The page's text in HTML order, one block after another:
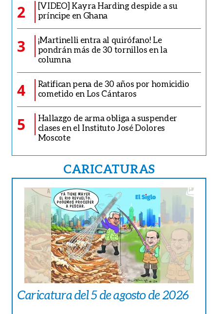
2
[VIDEO] Kayra Harding despide a su
príncipe en Ghana
3
¡Martinelli entra al quirófano! Le
pondrán más de 30 tornillos en la
columna
4
Ratifican pena de 30 años por homicidio
cometido en Los Cántaros
5
Hallazgo de arma obliga a suspender
clases en el Instituto José Dolores
Moscote
CARICATURAS
Caricatura del 5 de agosto de 2026